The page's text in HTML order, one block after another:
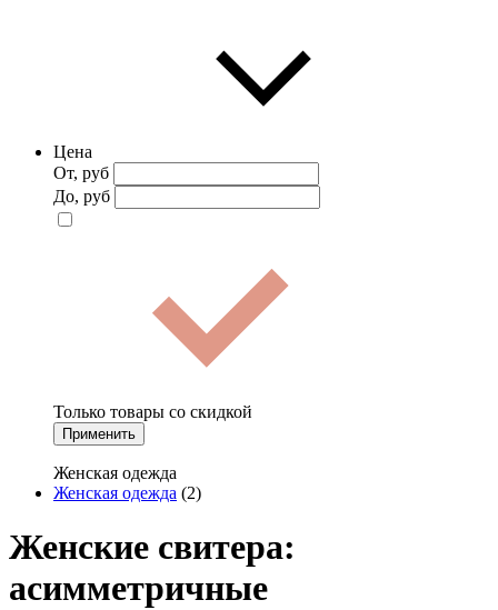
Цена
От, руб
До, руб
Только товары со скидкой
Применить
Женская одежда
Женская одежда (2)
Женские свитера:
асимметричные